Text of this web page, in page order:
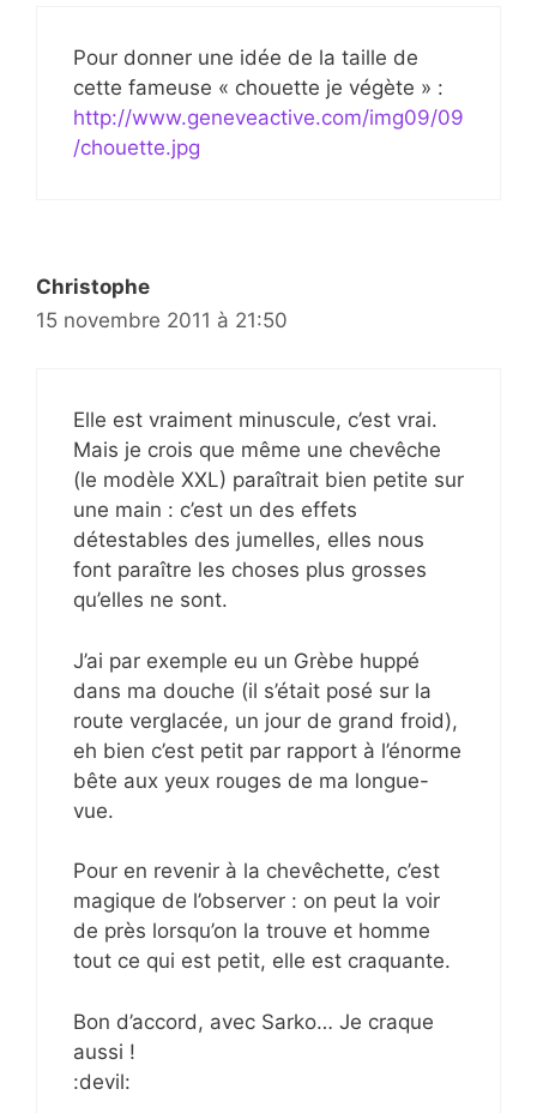
Pour donner une idée de la taille de
cette fameuse « chouette je végète » :
http://www.geneveactive.com/img09/09
/chouette.jpg
Christophe
15 novembre 2011 à 21:50
Elle est vraiment minuscule, c’est vrai.
Mais je crois que même une chevêche
(le modèle XXL) paraîtrait bien petite sur
une main : c’est un des effets
détestables des jumelles, elles nous
font paraître les choses plus grosses
qu’elles ne sont.
J’ai par exemple eu un Grèbe huppé
dans ma douche (il s’était posé sur la
route verglacée, un jour de grand froid),
eh bien c’est petit par rapport à l’énorme
bête aux yeux rouges de ma longue-
vue.
Pour en revenir à la chevêchette, c’est
magique de l’observer : on peut la voir
de près lorsqu’on la trouve et homme
tout ce qui est petit, elle est craquante.
Bon d’accord, avec Sarko… Je craque
aussi !
:devil: